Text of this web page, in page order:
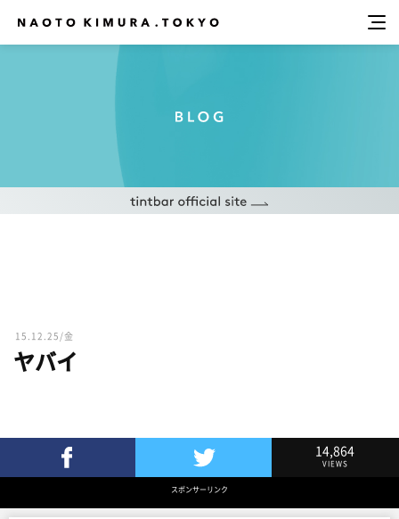
15.12.25/金
ヤバイ
Twitterでツイート
14,864
VIEWS
スポンサーリンク